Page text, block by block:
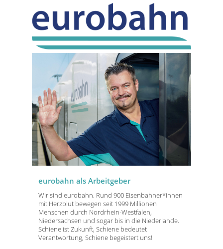
eurobahn als Arbeitgeber
Wir sind eurobahn. Rund 900 Eisenbahner*innen
mit Herzblut bewegen seit 1999 Millionen
Menschen durch Nordrhein-Westfalen,
Niedersachsen und sogar bis in die Niederlande.
Schiene ist Zukunft, Schiene bedeutet
Verantwortung, Schiene begeistert uns!